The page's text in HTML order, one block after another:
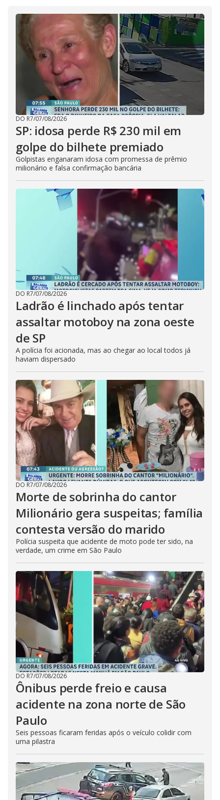
DO R7/07/08/2026
SP: idosa perde R$ 230 mil em
golpe do bilhete premiado
Golpistas enganaram idosa com promessa de prêmio
milionário e falsa confirmação bancária
DO R7/07/08/2026
Ladrão é linchado após tentar
assaltar motoboy na zona oeste
de SP
A polícia foi acionada, mas ao chegar ao local todos já
haviam dispersado
DO R7/07/08/2026
Morte de sobrinha do cantor
Milionário gera suspeitas; família
contesta versão do marido
Polícia suspeita que acidente de moto pode ter sido, na
verdade, um crime em São Paulo
DO R7/07/08/2026
Ônibus perde freio e causa
acidente na zona norte de São
Paulo
Seis pessoas ficaram feridas após o veículo colidir com
uma pilastra